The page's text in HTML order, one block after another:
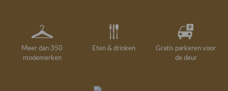
Meer dan 350
modemerken
Eten & drinken
Gratis parkeren voor
de deur
Gratis retourneren in
Deskundig